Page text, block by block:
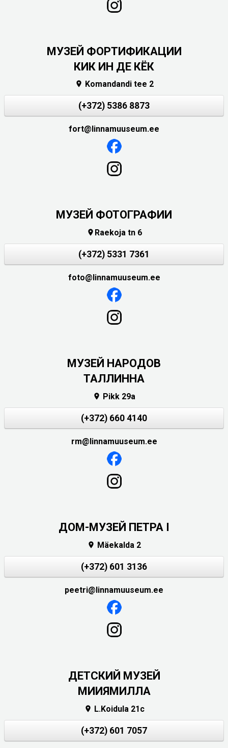
МУЗЕЙ ФОРТИФИКАЦИИ
КИК ИН ДЕ КЁК
 Komandandi tee 2
(+372) 5386 8873
fort@linnamuuseum.ee
МУЗЕЙ ФОТОГРАФИИ
 Raekoja tn 6
(+372) 5331 7361
foto@linnamuuseum.ee
MУЗЕЙ НАРОДОВ
ТАЛЛИННА
 Pikk 29a
(+372) 660 4140
rm@linnamuuseum.ee
ДОМ-МУЗЕЙ ПЕТРА I
 Mäekalda 2
(+372) 601 3136
peetri@linnamuuseum.ee
ДЕТСКИЙ МУЗЕЙ
МИИЯМИЛЛА
 L.Koidula 21c
(+372) 601 7057